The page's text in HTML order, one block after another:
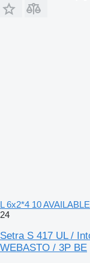
L 6x2*4 10
24
Setra S 417 UL /
WEBASTO / 3P BE